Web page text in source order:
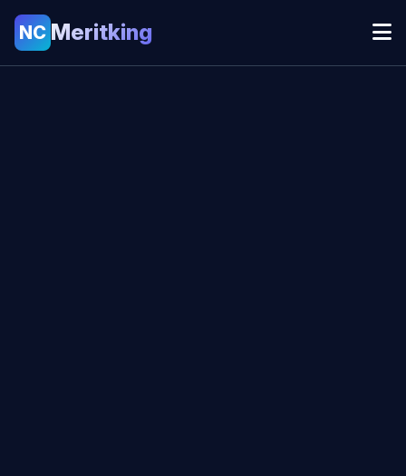
NC Meritking